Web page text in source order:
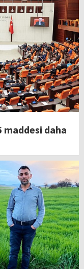
maddesi daha